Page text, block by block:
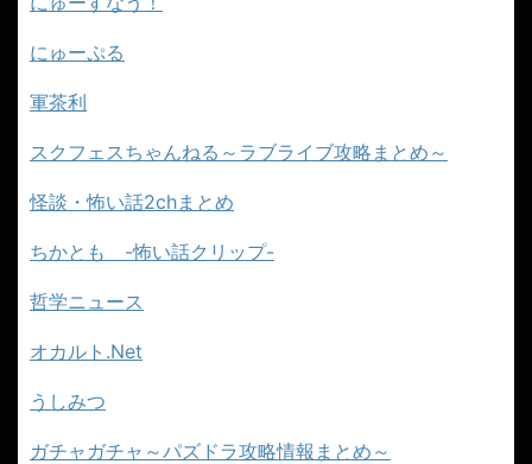
にゅーぷる
軍茶利
スクフェスちゃんねる～ラブライブ攻略まとめ～
怪談・怖い話2chまとめ
ちかとも -怖い話クリップ-
哲学ニュース
オカルト.Net
うしみつ
ガチャガチャ～パズドラ攻略情報まとめ～